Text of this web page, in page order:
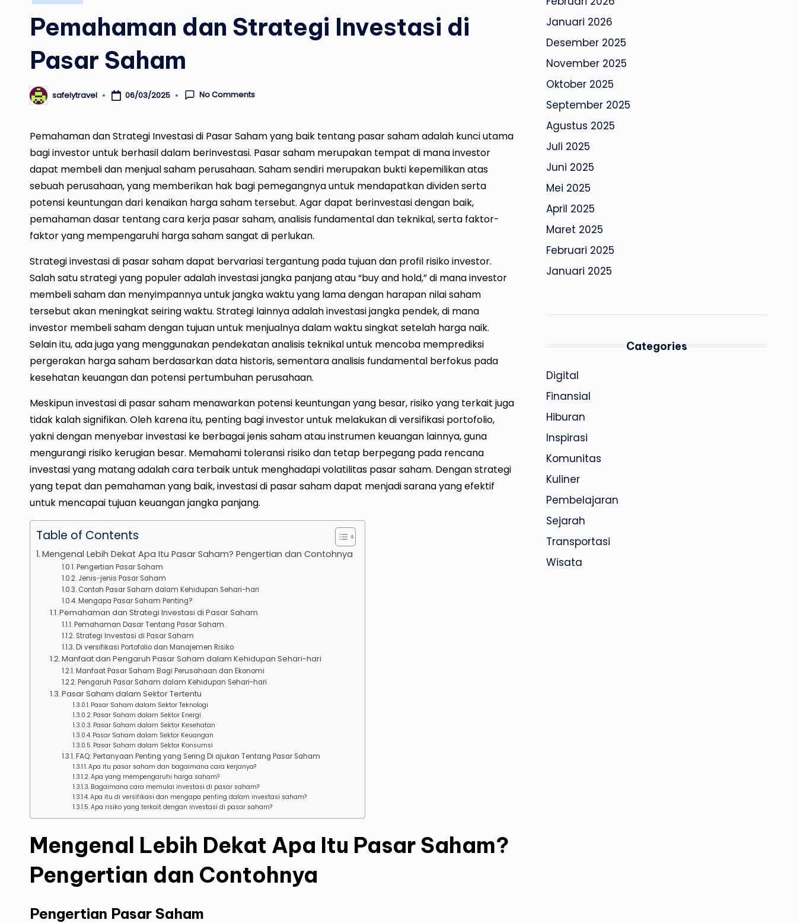
Pemahaman dan Strategi Investasi di
Pasar Saham
Posted
by
safelytravel 06/03/2025 No Comments
Pemahaman dan Strategi Investasi di Pasar Sahamyang baik tentang pasar saham adalah kunci utama
bagi investor untuk berhasil dalam berinvestasi. Pasar saham merupakan tempat di mana investor
dapat membeli dan menjual saham perusahaan. Saham sendiri merupakan bukti kepemilikan atas
sebuah perusahaan, yang memberikan hak bagi pemegangnya untuk mendapatkan dividen serta
potensi keuntungan dari kenaikan harga saham tersebut. Agar dapat berinvestasi dengan baik,
pemahaman dasar tentang cara kerja pasar saham, analisis fundamental dan teknikal, serta faktor-
faktor yang mempengaruhi harga saham sangat di perlukan.
Strategi investasi di pasar saham dapat bervariasi tergantung pada tujuan dan profil risiko investor.
Salah satu strategi yang populer adalah investasi jangka panjang atau “buy and hold,” di mana investor
membeli saham dan menyimpannya untuk jangka waktu yang lama dengan harapan nilai saham
tersebut akan meningkat seiring waktu. Strategi lainnya adalah investasi jangka pendek, di mana
investor membeli saham dengan tujuan untuk menjualnya dalam waktu singkat setelah harga naik.
Selain itu, ada juga yang menggunakan pendekatan analisis teknikal untuk mencoba memprediksi
pergerakan harga saham berdasarkan data historis, sementara analisis fundamental berfokus pada
kesehatan keuangan dan potensi pertumbuhan perusahaan.
Meskipun investasi di pasar saham menawarkan potensi keuntungan yang besar, risiko yang terkait juga
tidak kalah signifikan. Oleh karena itu, penting bagi investor untuk melakukan di versifikasi portofolio,
yakni dengan menyebar investasi ke berbagai jenis saham atau instrumen keuangan lainnya, guna
mengurangi risiko kerugian besar. Memahami toleransi risiko dan tetap berpegang pada rencana
investasi yang matang adalah cara terbaik untuk menghadapi volatilitas pasar saham. Dengan strategi
yang tepat dan pemahaman yang baik, investasi di pasar saham dapat menjadi sarana yang efektif
untuk mencapai tujuan keuangan jangka panjang.
Table of Contents
Mengenal Lebih Dekat Apa Itu Pasar Saham? Pengertian dan Contohnya
Pengertian Pasar Saham
Jenis-jenis Pasar Saham
Contoh Pasar Saham dalam Kehidupan Sehari-hari
Mengapa Pasar Saham Penting?
Pemahaman dan Strategi Investasi di Pasar Saham
Pemahaman Dasar Tentang Pasar Saham.
Strategi Investasi di Pasar Saham
Di versifikasi Portofolio dan Manajemen Risiko
Manfaat dan Pengaruh Pasar Saham dalam Kehidupan Sehari-hari
Manfaat Pasar Saham Bagi Perusahaan dan Ekonomi
Pengaruh Pasar Saham dalam Kehidupan Sehari-hari
Pasar Saham dalam Sektor Tertentu
Pasar Saham dalam Sektor Teknologi
Pasar Saham dalam Sektor Energi
Pasar Saham dalam Sektor Kesehatan
Pasar Saham dalam Sektor Keuangan
Pasar Saham dalam Sektor Konsumsi
FAQ: Pertanyaan Penting yang Sering Di ajukan Tentang Pasar Saham
Apa itu pasar saham dan bagaimana cara kerjanya?
Apa yang mempengaruhi harga saham?
Bagaimana cara memulai investasi di pasar saham?
Apa itu di versifikasi dan mengapa penting dalam investasi saham?
Apa risiko yang terkait dengan investasi di pasar saham?
Mengenal Lebih Dekat Apa Itu Pasar Saham?
Pengertian dan Contohnya
Pengertian Pasar Saham
Januari 2026
Desember 2025
November 2025
Oktober 2025
September 2025
Agustus 2025
Juli 2025
Juni 2025
Mei 2025
April 2025
Maret 2025
Februari 2025
Januari 2025
Categories
Digital
Finansial
Hiburan
Inspirasi
Komunitas
Kuliner
Pembelajaran
Sejarah
Transportasi
Wisata